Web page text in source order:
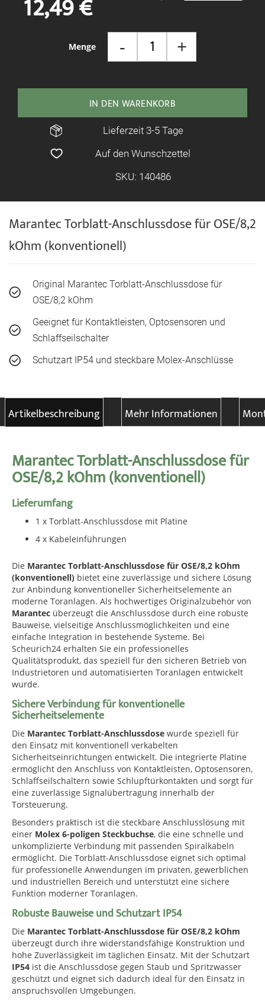
Marantec Torblatt-Anschlussdose für OSE/8,2
kOhm (konventionell)
Menge - +
12,49 €
IN DEN WARENKORB
Lieferzeit 3-5 Tage
Auf den Wunschzettel
SKU: 140486
Original Marantec Torblatt-Anschlussdose für
OSE/8,2 kOhm
Geeignet für Kontaktleisten, Optosensoren und
Schlaffseilschalter
Schutzart IP54 und steckbare Molex-Anschlüsse
Artikelbeschreibung Mehr Informationen
Marantec Torblatt-Anschlussdose für
OSE/8,2 kOhm (konventionell)
Lieferumfang
1 x Torblatt-Anschlussdose mit Platine
4 x Kabeleinführungen
Die Marantec Torblatt-Anschlussdose für OSE/8,2 kOhm
(konventionell) bietet eine zuverlässige und sichere Lösung
zur Anbindung konventioneller Sicherheitselemente an
moderne Toranlagen. Als hochwertiges Originalzubehör von
Marantec überzeugt die Anschlussdose durch eine robuste
Bauweise, vielseitige Anschlussmöglichkeiten und eine
einfache Integration in bestehende Systeme. Bei
Scheurich24 erhalten Sie ein professionelles
Qualitätsprodukt, das speziell für den sicheren Betrieb von
Industrietoren und automatisierten Toranlagen entwickelt
wurde.
Sichere Verbindung für konventionelle
Sicherheitselemente
Die Marantec Torblatt-Anschlussdose wurde speziell für
den Einsatz mit konventionell verkabelten
Sicherheitseinrichtungen entwickelt. Die integrierte Platine
ermöglicht den Anschluss von Kontaktleisten, Optosensoren,
Schlaffseilschaltern sowie Schlupftürkontakten und sorgt für
eine zuverlässige Signalübertragung innerhalb der
Torsteuerung.
Besonders praktisch ist die steckbare Anschlusslösung mit
einer Molex 6-poligen Steckbuchse, die eine schnelle und
unkomplizierte Verbindung mit passenden Spiralkabeln
ermöglicht. Die Torblatt-Anschlussdose eignet sich optimal
für professionelle Anwendungen im privaten, gewerblichen
und industriellen Bereich und unterstützt eine sichere
Funktion moderner Toranlagen.
Robuste Bauweise und Schutzart IP54
Die Marantec Torblatt-Anschlussdose für OSE/8,2 kOhm
überzeugt durch ihre widerstandsfähige Konstruktion und
hohe Zuverlässigkeit im täglichen Einsatz. Mit der Schutzart
IP54 ist die Anschlussdose gegen Staub und Spritzwasser
geschützt und eignet sich dadurch ideal für den Einsatz in
anspruchsvollen Umgebungen.